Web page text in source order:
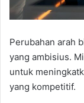
Perubahan arah
yang ambisius.
untuk
yang kompetitif.